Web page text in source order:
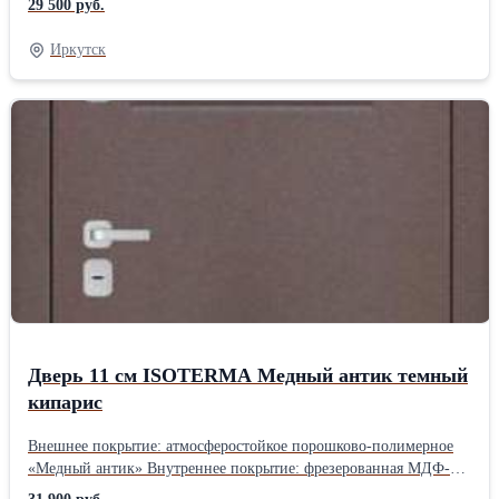
пенополистирол 2 петли, открывание 180Производитель:
Феррони Месторасположение: Входные Общее предназначение:
Теплозвукоизоляционные Способ открывания: Распашные Тип
открывания двери: Механический Материал: Металл Заполнение
дверного полотна: Глухие Ширина двери: 960860 мм Высота
29 500 руб.
Иркутск
Дверь 11 см ISOTERMA Медный антик темный
кипарис
Внешнее покрытие: атмосферостойкое порошково-полимерное
«Медный антик» Внутреннее покрытие: фрезерованная МДФ-
панель 10 мм Толщина дверного полотна: 110 мм Глубина